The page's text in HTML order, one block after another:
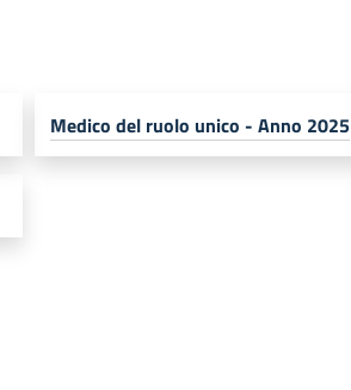
Medico del ruolo unico - Anno 2025